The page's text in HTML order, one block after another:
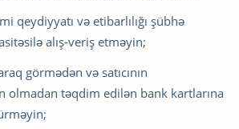
qeydiyyatı və etibarlılığı şübhə
alış-veriş etməyin;
görmədən və satıcının
olmadan təqdim edilən bank kartlarına